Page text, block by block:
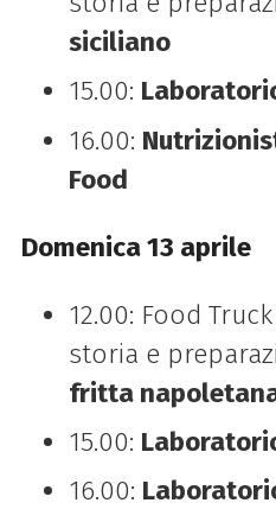
siciliano
15.00:
16.00:
Food
Domenica 13 aprile
12.00: Food
storia e
fritta
15.00:
16.00: